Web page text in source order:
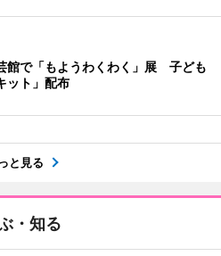
館で「もようわくわく」展 子ども
ット」配布
と見る
・知る